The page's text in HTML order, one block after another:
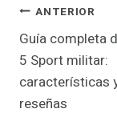
De
Entradas
ANTERIOR
Guía completa
5 Sport militar:
características
reseñas